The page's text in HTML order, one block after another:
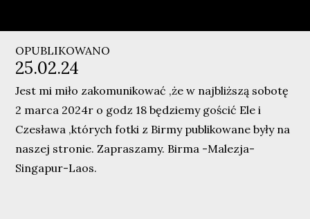
OPUBLIKOWANO
25.02.24
Jest mi miło zakomunikować ,że w najbliższą sobotę
2 marca 2024r o godz 18 będziemy gościć Ele i
Czesława ,których fotki z Birmy publikowane były na
naszej stronie. Zapraszamy. Birma -Malezja-
Singapur-Laos.